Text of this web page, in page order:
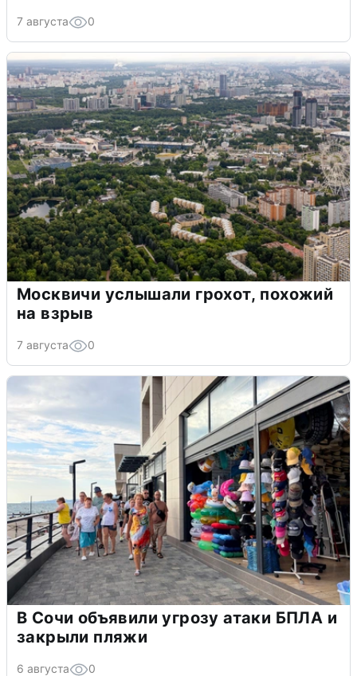
7 августа 0
Москвичи услышали грохот, похожий
на взрыв
7 августа 0
В Сочи объявили угрозу атаки БПЛА и
закрыли пляжи
6 августа 0